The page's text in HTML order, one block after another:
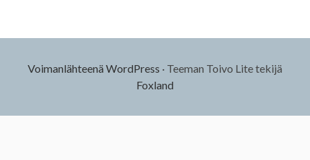
Voimanlähteenä WordPress · Teeman Toivo Lite tekijä
Foxland